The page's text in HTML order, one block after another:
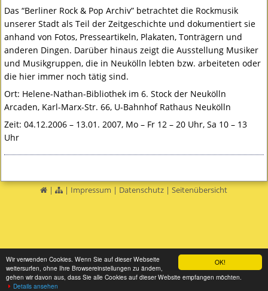
OK!
Wir verwenden Cookies. Wenn Sie auf dieser Webseite
weitersurfen, ohne Ihre Browsereinstellungen zu ändern,
gehen wir davon aus, dass Sie alle Cookies auf dieser Website empfangen möchten.
Details ansehen
Das “Berliner Rock & Pop Archiv” betrachtet die Rockmusik
unserer Stadt als Teil der Zeitgeschichte und dokumentiert sie
anhand von Fotos, Presseartikeln, Plakaten, Tonträgern und
anderen Dingen. Darüber hinaus zeigt die Ausstellung Musiker
und Musikgruppen, die in Neukölln lebten bzw. arbeiteten oder
die hier immer noch tätig sind.
Ort: Helene-Nathan-Bibliothek im 6. Stock der Neukölln
Arcaden, Karl-Marx-Str. 66, U-Bahnhof Rathaus Neukölln
Zeit: 04.12.2006 – 13.01. 2007, Mo – Fr 12 – 20 Uhr, Sa 10 – 13
Uhr
| | Impressum | Datenschutz |Seitenübersicht